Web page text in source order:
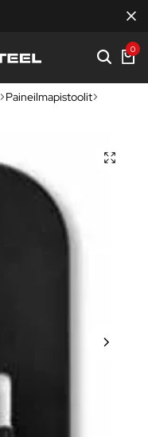
0
Paineilmapistoolit